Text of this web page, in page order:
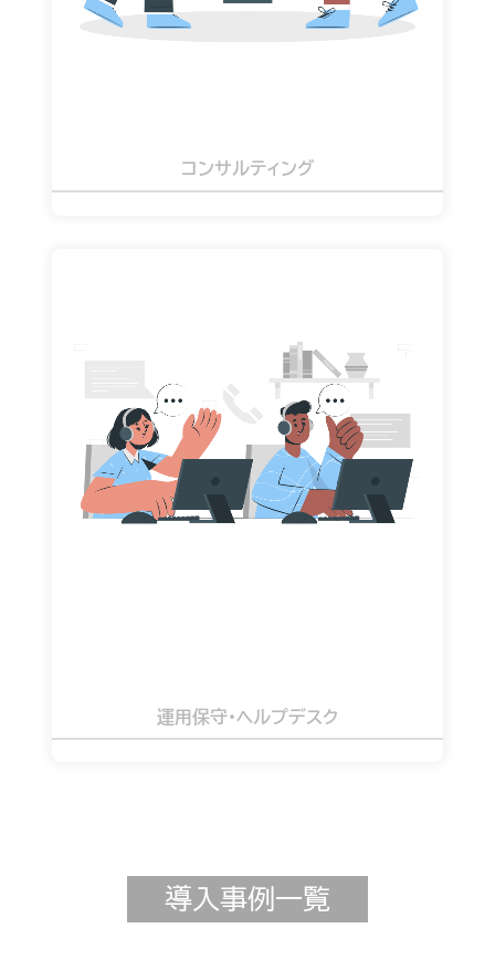
コンサルティング
運用保守・ヘルプデスク
週5オンサイト ヘルプデスク /
各種プロジェクト推進
導入事例一覧